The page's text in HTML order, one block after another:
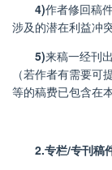
4)作者修回稿
涉及的潜在利益冲
5)来稿一经刊
（若作者有需要
等的稿费已包含在
2.专栏/专刊稿